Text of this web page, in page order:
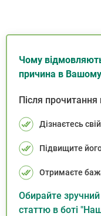
Чому
причина в
Після прочитання
Дізнаєтесь
Підвищите
Отримаєте
Обирайте
статтю в боті